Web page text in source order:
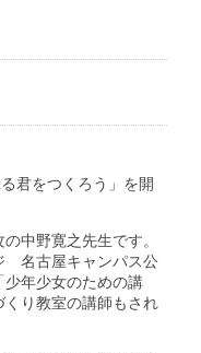
君をつくろう」を開
中野寛之先生です。
名古屋キャンパス公
少年少女のための講
り教室の講師もされ